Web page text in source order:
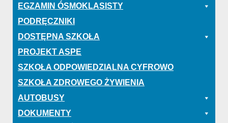
EGZAMIN ÓSMOKLASISTY
PODRĘCZNIKI
DOSTĘPNA SZKOŁA
PROJEKT ASPE
SZKOŁA ODPOWIEDZIALNA CYFROWO
SZKOŁA ZDROWEGO ŻYWIENIA
AUTOBUSY
DOKUMENTY